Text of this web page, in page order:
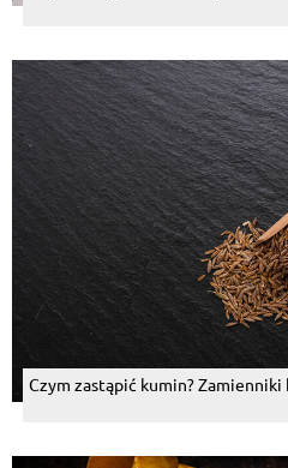
Czym zastąpić kumin?